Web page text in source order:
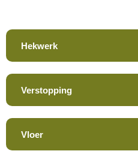
Hekwerk
Verstopping
Vloer